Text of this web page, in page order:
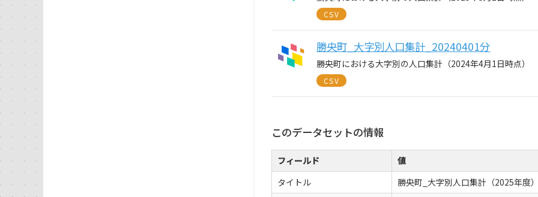
CSV
勝央町_大字別人口集計_20240401分
勝央町における大字別の人口集計（2024年4月1日時点）
CSV
このデータセットの情報
フィールド
値
タイトル
勝央町_大字別人口集計（2025年度